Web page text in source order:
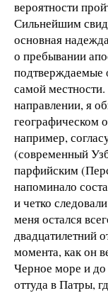
вероятности
Сильнейшим
основная
о пребывании
подтверждаемые
самой
направлении, я
географическом
например,
(современный
парфийским
напоминало
и четко
меня остался
двадцатилетний
момента, как он
Черное море и до
оттуда в Патры,